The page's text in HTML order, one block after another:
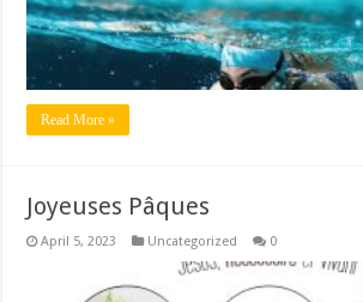
Read More »
Joyeuses Pâques
April 5, 2023 Uncategorized 0